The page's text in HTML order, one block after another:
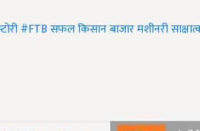
#FTBसफल किसानबाजारमशीनरी